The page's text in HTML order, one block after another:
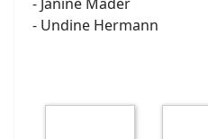
- Janine Mäder
- Undine Hermann